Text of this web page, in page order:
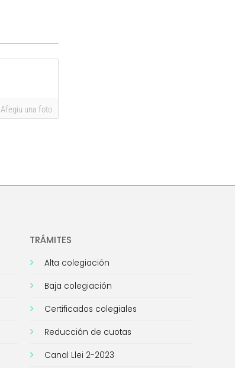
Afegiu una foto
TRÁMITES
Alta colegiación
Baja colegiación
Certificados colegiales
Reducción de cuotas
Canal Llei 2-2023